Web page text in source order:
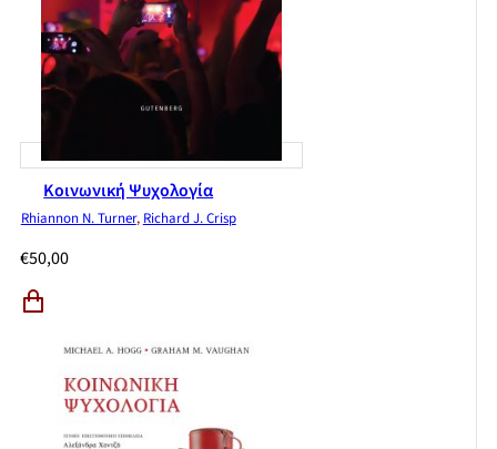
Κοινωνική Ψυχολογία
Rhiannon N. Turner, Richard J. Crisp
€50,00